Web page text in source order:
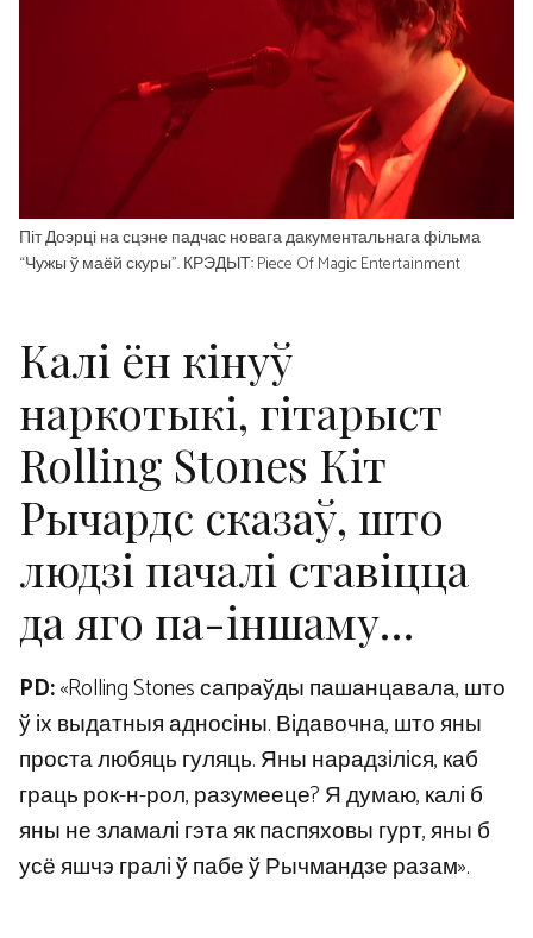
Піт Доэрці на сцэне падчас новага дакументальнага фільма
“Чужы ў маёй скуры”. КРЭДЫТ: Piece Of Magic Entertainment
Калі ён кінуў
наркотыкі, гітарыст
Rolling Stones Кіт
Рычардс сказаў, што
людзі пачалі ставіцца
да яго па-іншаму…
PD:«Rolling Stones сапраўды пашанцавала, што
ў іх выдатныя адносіны. Відавочна, што яны
проста любяць гуляць. Яны нарадзіліся, каб
граць рок-н-рол, разумееце? Я думаю, калі б
яны не зламалі гэта як паспяховы гурт, яны б
усё яшчэ гралі ў пабе ў Рычмандзе разам».